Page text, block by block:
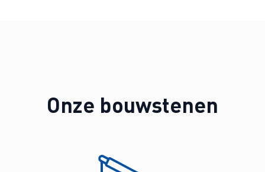
Onze bouwstenen